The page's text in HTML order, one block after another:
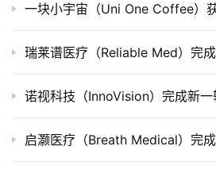
据
创
学
一块小宇宙（Uni One Coffee）
瑞莱谱医疗（Reliable Med）完
诺视科技（InnoVision）完成新一
启灏医疗（Breath Medical）完